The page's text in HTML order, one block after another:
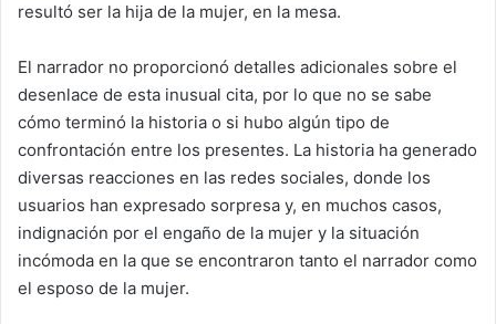
resultó ser la hija de la mujer, en la mesa.
El narrador no proporcionó detalles adicionales sobre el
desenlace de esta inusual cita, por lo que no se sabe
cómo terminó la historia o si hubo algún tipo de
confrontación entre los presentes. La historia ha generado
diversas reacciones en las redes sociales, donde los
usuarios han expresado sorpresa y, en muchos casos,
indignación por el engaño de la mujer y la situación
incómoda en la que se encontraron tanto el narrador como
el esposo de la mujer.